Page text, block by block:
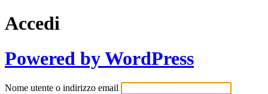
Accedi
Powered by WordPress
Nome utente o indirizzo email